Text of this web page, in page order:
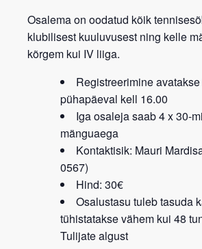
Osalema on oodatud kõik
klubilisest kuuluvusest ning kelle
kõrgem kui IV liiga.
Registreerimine
pühapäeval kell 16.00
Iga osaleja saab 4 x 30-
mänguaega
Kontaktisik: Mauri
0567)
Hind: 30€
Osalustasu tuleb tasuda
tühistatakse vähem kui 48
Tulijate algust